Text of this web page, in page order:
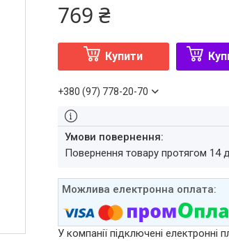
769 ₴
Купити
+380 (97) 778-20-70
повернення товару протягом 14
У компанії підключені